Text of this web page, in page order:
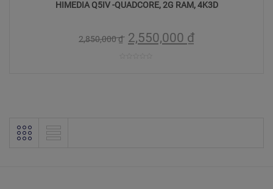
HIMEDIA Q5IV -QUADCORE, 2G RAM, 4K3D
2,850,000₫ 2,550,000 ₫